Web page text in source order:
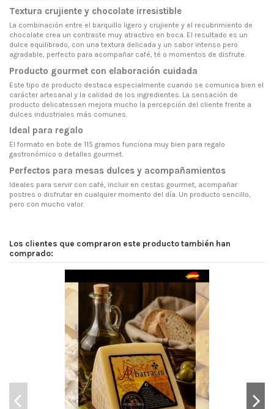
Textura crujiente y chocolate irresistible
La combinación entre el barquillo ligero y crujiente y el recubrimiento de
chocolate crea un contraste muy atractivo en boca. El resultado es un
dulce equilibrado, con una textura delicada y un sabor intenso pero
agradable, perfecto para acompañar café, té o momentos de disfrute.
Producto gourmet con elaboración cuidada
Este tipo de producto destaca especialmente cuando se comunica bien el
carácter artesanal y la calidad de los ingredientes. La sensación de
producto delicatessen mejora mucho la percepción del cliente frente a
dulces industriales más comunes.
Ideal para regalo
El formato en bote de 115 gramos funciona muy bien para regalo
gastronómico o detalles gourmet.
Perfectos para mesas dulces y acompañamientos
Ideales para servir con café, incluir en cestas gourmet, acompañar
postres o disfrutar en cualquier momento del día. Un producto sencillo,
pero con mucho valor.
Los clientes que compraron este producto también han
comprado: